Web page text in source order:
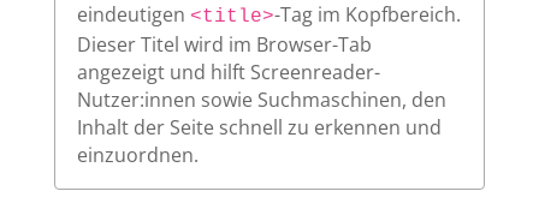
eindeutigen <title>-Tag im Kopfbereich.
Dieser Titel wird im Browser-Tab
angezeigt und hilft Screenreader-
Nutzer:innen sowie Suchmaschinen, den
Inhalt der Seite schnell zu erkennen und
einzuordnen.